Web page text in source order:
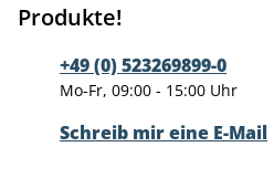
Produkte!
+49 (0) 523269899-0
Mo-Fr, 09:00 - 15:00 Uhr
Schreib mir eine E-Mail